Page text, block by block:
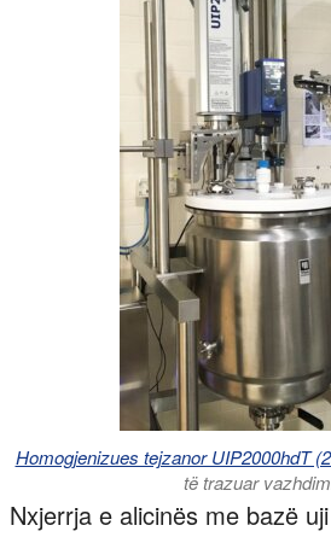
Homogjenizues tejzanor UIP2000hdT
të trazuar
Nxjerrja e alicinës me bazë